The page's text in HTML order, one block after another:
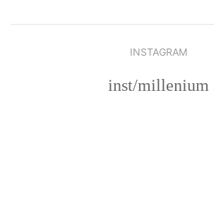
INSTAGRAM
inst/millenium